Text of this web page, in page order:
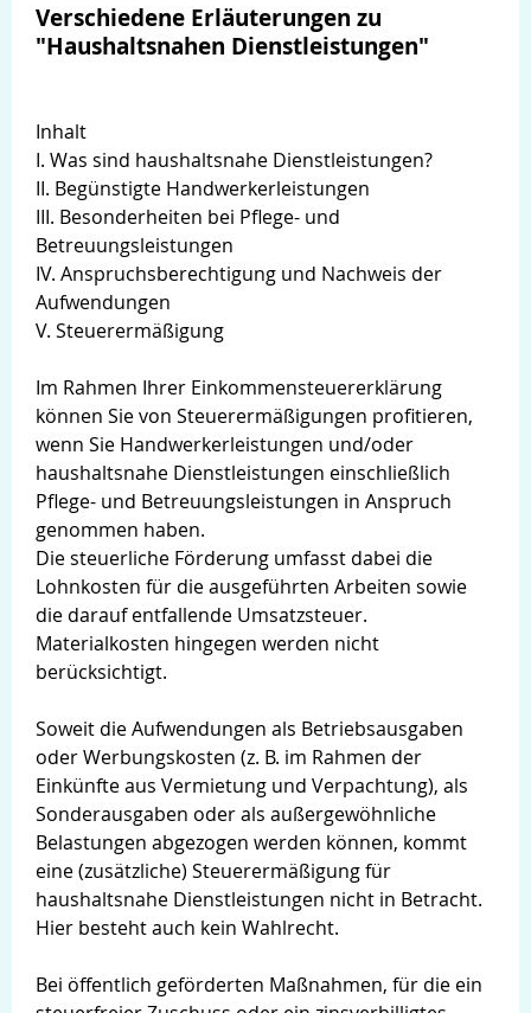
Verschiedene Erläuterungen zu
"Haushaltsnahen Dienstleistungen"
Inhalt
I. Was sind haushaltsnahe Dienstleistungen?
II. Begünstigte Handwerkerleistungen
III. Besonderheiten bei Pflege- und
Betreuungsleistungen
IV. Anspruchsberechtigung und Nachweis der
Aufwendungen
V. Steuerermäßigung
Im Rahmen Ihrer Einkommensteuererklärung
können Sie von Steuerermäßigungen profitieren,
wenn Sie Handwerkerleistungen und/oder
haushaltsnahe Dienstleistungen einschließlich
Pflege- und Betreuungsleistungen in Anspruch
genommen haben.
Die steuerliche Förderung umfasst dabei die
Lohnkosten für die ausgeführten Arbeiten sowie
die darauf entfallende Umsatzsteuer.
Materialkosten hingegen werden nicht
berücksichtigt.
Soweit die Aufwendungen als Betriebsausgaben
oder Werbungskosten (z. B. im Rahmen der
Einkünfte aus Vermietung und Verpachtung), als
Sonderausgaben oder als außergewöhnliche
Belastungen abgezogen werden können, kommt
eine (zusätzliche) Steuerermäßigung für
haushaltsnahe Dienstleistungen nicht in Betracht.
Hier besteht auch kein Wahlrecht.
Bei öffentlich geförderten Maßnahmen, für die ein
Login